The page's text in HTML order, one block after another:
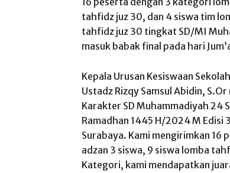
tahfidz juz 30, dan 4 siswa tim
tahfidz juz 30 tingkat SD/MI
masuk babak final pada hari
Kepala Urusan Kesiswaan
Ustadz Rizqy Samsul Abidin,
Karakter SD Muhammadiyah 24
Ramadhan 1445 H/2024 M Edisi
Surabaya. Kami mengirimkan 16
adzan 3 siswa, 9 siswa lomba
Kategori, kami mendapatkan